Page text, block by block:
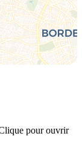
pour ouvrir